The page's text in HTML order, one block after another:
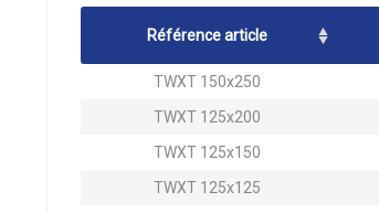
Référence article
TWXT 150x250
TWXT 125x200
TWXT 125x150
TWXT 125x125